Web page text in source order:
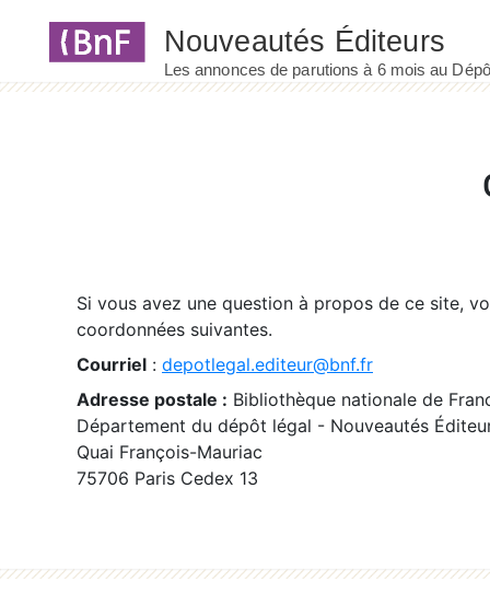
Si vous avez une question à propos de ce site,
coordonnées suivantes.
Courriel : depotlegal.editeur@bnf.fr
Adresse postale : Bibliothèque nationale de
Département du dépôt légal - Nouveautés
Quai François-Mauriac
75706 Paris Cedex 13